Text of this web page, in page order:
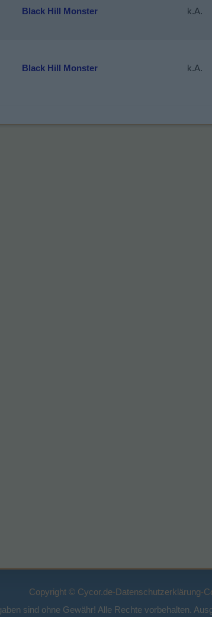
Black Hill Monster k.A.
Black Hill Monster k.A.
Copyright © Cycor.de-Datenschutzerklärung-
sind ohne Gewähr! Alle Rechte vorbehalten.